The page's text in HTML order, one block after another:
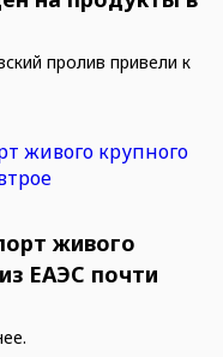
пролив привели к
живого
ЕАЭС почти